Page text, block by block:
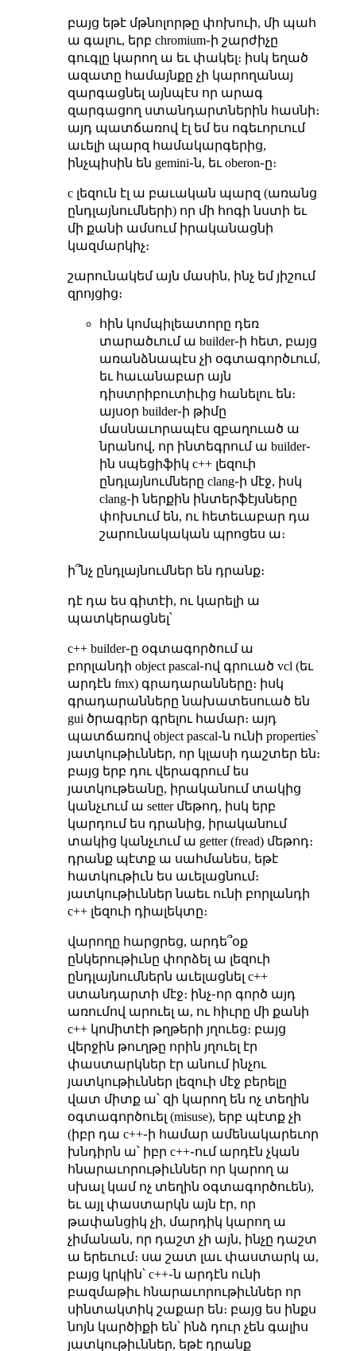
բայց եթէ մթնոլորթը փոխուի, մի պահ
ա գալու, երբ chromium֊ի շարժիչը
գուգլը կարող ա եւ փակել։ իսկ եղած
ազատը համայնքը չի կարողանայ
զարգացնել այնպէս որ արագ
զարգացող ստանդարտներին հասնի։
այդ պատճառով էլ եմ ես ոգեւորւում
աւելի պարզ համակարգերից,
ինչպիսին են gemini֊ն, եւ oberon֊ը։
c լեզուն էլ ա բաւական պարզ (առանց
ընդլայնումների) որ մի հոգի նստի եւ
մի քանի ամսում իրականացնի
կազմարկիչ։
շարունակեմ այն մասին, ինչ եմ յիշում
զրոյցից։
հին կոմպիլեատորը դեռ
տարածւում ա builder֊ի հետ, բայց
առանձնապէս չի օգտագործւում,
եւ հաւանաբար այն
դիստրիբուտիւից հանելու են։
այսօր builder֊ի թիմը
մասնաւորապէս զբաղուած ա
նրանով, որ ինտեգրում ա builder֊
ին սպեցիֆիկ c++ լեզուի
ընդլայնումները clang֊ի մէջ, իսկ
clang֊ի ներքին ինտերֆէյսները
փոխւում են, ու հետեւաբար դա
շարունակական պրոցես ա։
ի՞նչ ընդլայնումներ են դրանք։
դէ դա ես գիտէի, ու կարելի ա
պատկերացնել՝
c++ builder֊ը օգտագործում ա
բորլանդի object pascal֊ով գրուած vcl (եւ
արդէն fmx) գրադարանները։ իսկ
գրադարանները նախատեսուած են
gui ծրագրեր գրելու համար։ այդ
պատճառով object pascal֊ն ունի properties՝
յատկութիւններ, որ կլասի դաշտեր են։
բայց երբ դու վերագրում ես
յատկութեանը, իրականում տակից
կանչւում ա setter մեթոդ, իսկ երբ
կարդում ես դրանից, իրականում
տակից կանչւում ա getter (fread) մեթոդ։
դրանք պէտք ա սահմանես, եթէ
հատկութիւն ես աւելացնում։
յատկութիւններ նաեւ ունի բորլանդի
c++ լեզուի դիալեկտը։
վարողը հարցրեց, արդե՞օք
ընկերութիւնը փորձել ա լեզուի
ընդլայնումներն աւելացնել c++
ստանդարտի մէջ։ ինչ֊որ գործ այդ
առումով արուել ա, ու հիւրը մի քանի
c++ կոմիտէի թղթերի յղուեց։ բայց
վերջին թուղթը որին յղուել էր
փաստարկներ էր անում ինչու
յատկութիւններ լեզուի մէջ բերելը
վատ միտք ա՝ զի կարող են ոչ տեղին
օգտագործուել (misuse), երբ պէտք չի
(իբր դա c++֊ի համար ամենակարեւոր
խնդիրն ա՝ իբր c++֊ում արդէն չկան
հնարաւորութիւններ որ կարող ա
սխալ կամ ոչ տեղին օգտագործուեն),
եւ այլ փաստարկն այն էր, որ
թափանցիկ չի, մարդիկ կարող ա
չիմանան, որ դաշտ չի այն, ինչը դաշտ
ա երեւում։ սա շատ լաւ փաստարկ ա,
բայց կրկին՝ c++֊ն արդէն ունի
բազմաթիւ հնարաւորութիւններ որ
սինտակտիկ շաքար են։ բայց ես ինքս
նոյն կարծիքի են՝ ինձ դուր չեն գալիս
յատկութիւններ, եթէ դրանք